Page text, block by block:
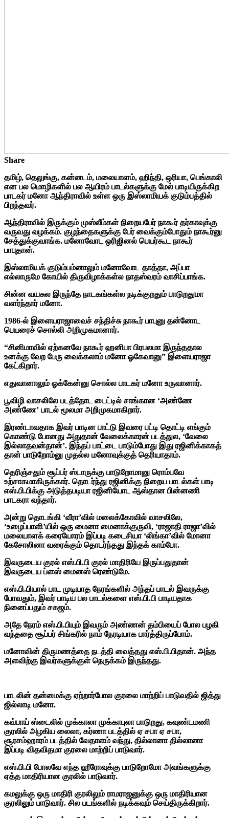
Share
தமிழ், தெலுங்கு, கன்னடம், மலையாளம், ஹிந்தி, ஒரியா, பெங்காலி
என பல மொழிகளில் பல ஆயிரம் பாடல்களுக்கு மேல் பாடியிருக்கிற
பாடகர் மனோ ஆந்திராவில் உள்ள ஒரு இஸ்லாமியக் குடும்பத்தில்
பிறந்தவர்.
ஆந்திராவில் இருக்கும் முஸ்லீம்கள் நிறையபேர் நாகூர் தர்காவுக்கு
வருவது வழக்கம். குழந்தைகளுக்கு பேர் வைக்கும்போதும் நாகூர்னு
சேத்துக்குவாங்க. மனோவோட ஒரிஜினல் பெயர்கூட நாகூர்
பாபுதான்.
இஸ்லாமியக் குடும்பம்னாலும் மனோவோட தாத்தா, அப்பா
எல்லாருமே கோயில் திருவிழாக்கள்ல நாதஸ்வரம் வாசிப்பாங்க.
சின்ன வயசுல இருந்தே நாடகங்கள்ல நடிக்குறதும் பாடுறதுமா
வளர்ந்தார் மனோ.
1986-ல் இளையராஜாவைச் சந்திச்சு நாகூர் பாபுனு தன்னோட
பெயரைச் சொல்லி அறிமுகமானார்.
“சினிமாவில் ஏற்கனவே நாகூர் ஹனிபா பிரபலமா இருந்ததால
உனக்கு வேற பேரு வைக்கலாம் மனோ ஓகேவானு” இளையராஜா
கேட்கிறார்.
எதுவானாலும் ஓக்கேன்னு சொல்ல பாடகர் மனோ உருவானார்.
பூவிழி வாசலிலே படத்தோட டைட்டில் சாங்கான ‘அண்ணே
அண்ணே’ பாடல் மூலமா அறிமுகமாகிறார்.
இரண்டாவதாக இவர் பாடின பாட்டு இவரை பட்டி தொட்டி எங்கும்
கொண்டு போனது அதுதான் வேலைக்காரன் படத்துல, ‘வேலை
இல்லாதவன்தான்’. இந்தப் பாட்டை பாடும்போது இது ரஜினிக்காகத்
தான் பாடுறோம்னு முதல்ல மனோவுக்குத் தெரியாதாம்.
தெரிஞ்சதும் சூப்பர் ஸ்டாருக்கு பாடுறோமானு ரொம்பவே
உற்சாகமாகிருக்கார். தொடர்ந்து ரஜினிக்கு நிறைய பாடல்கள் பாடி
எஸ்.பி.பிக்கு அடுத்தபடியா ரஜினியோட ஆஸ்தான பின்னணி
பாடகரா வந்தார்.
அன்று தொடங்கி ‘வீரா’வில் மலைக்கோவில் வாசலிலே,
‘உழைப்பாளி’யில் ஒரு மைனா மைனாக்குருவி, ‘ராஜாதி ராஜா’வில்
மலையாளக் கரையோரம் இப்படி கடைசியா ‘லிங்கா’வில் மோனா
கேசோலினா வரைக்கும் தொடர்ந்தது இந்தக் காம்போ.
இவருடைய குரல் எஸ்.பி.பி குரல் மாதிரியே இருப்பதுதான்
இவருடைய ப்ளஸ் மைனஸ் ரெண்டுமே.
எஸ்.பி.பியால் பாட முடியாத நேரங்களில் அந்தப் பாடல் இவருக்கு
போவதும், இவர் பாடிய பல பாடல்களை எஸ்.பி.பி பாடியதாக
நினைப்பதும் சகஜம்.
அதே நேரம் எஸ்.பி.பியும் இவரும் அண்ணன் தம்பியைப் போல பழகி
வந்ததை சூப்பர் சிங்கரில் நாம் நேரடியாக பார்த்திருப்போம்.
மனோவின் திருமணத்தை நடத்தி வைத்தது எஸ்.பி.பிதான். அந்த
அளவிற்கு இவர்களுக்குள் நெருக்கம் இருந்தது.
பாடலின் தன்மைக்கு ஏற்றார்போல குரலை மாற்றிப் பாடுவதில் ஜித்து
ஜில்லாடி மனோ.
கவ்பாய் ஸ்டைலில் முக்காலா முக்காபுலா பாடுறது, கவுண்டமணி
குரலில் அழகிய லைலா, கர்ணா படத்தில் ஏ சபா ஏ சபா,
சூரசம்ஹாரம் படத்தில் வேதாளம் வந்து, தில்லானா தில்லானா
இப்படி விதவிதமா குரலை மாற்றிப் பாடுவார்.
எஸ்.பி.பி போலவே எந்த ஹீரோவுக்கு பாடுறோமோ அவங்களுக்கு
ஏத்த மாதிரியான குரலில் பாடுவார்.
கமலுக்கு ஒரு மாதிரி குரலிலும் ராமராஜனுக்கு ஒரு மாதிரியான
குரலிலும் பாடுவார். சில படங்களில் நடிக்கவும் செய்திருக்கிறார்.